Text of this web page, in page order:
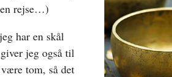
rejse…)
har en skål
jeg også til
tom, så det